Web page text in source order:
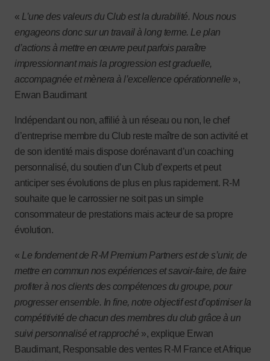
« L’une des valeurs du Club est la durabilité. Nous nous
engageons donc sur un travail à long terme. Le plan
d’actions à mettre en œuvre peut parfois paraître
impressionnant mais la progression est graduelle,
accompagnée et mènera à l’excellence opérationnelle »,
Erwan Baudimant
Indépendant ou non, affilié à un réseau ou non, le chef
d’entreprise membre du Club reste maître de son activité et
de son identité mais dispose dorénavant d’un coaching
personnalisé, du soutien d’un Club d’experts et peut
anticiper ses évolutions de plus en plus rapidement. R-M
souhaite que le carrossier ne soit pas un simple
consommateur de prestations mais acteur de sa propre
évolution.
« Le fondement de R-M Premium Partners est de s’unir, de
mettre en commun nos expériences et savoir-faire, de faire
profiter à nos clients des compétences du groupe, pour
progresser ensemble. In fine, notre objectif est d’optimiser la
compétitivité de chacun des membres du club grâce à un
suivi personnalisé et rapproché », explique Erwan
Baudimant, Responsable des ventes R-M France et Afrique